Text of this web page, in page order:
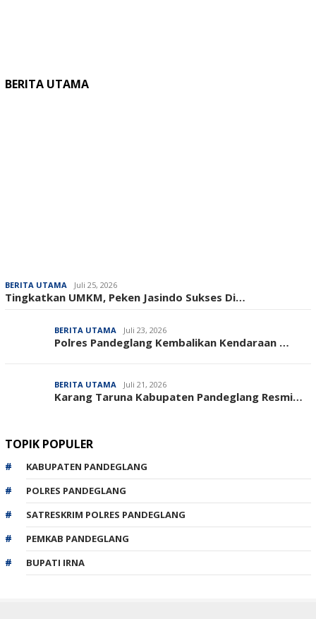
BERITA UTAMA
BERITA UTAMA Juli 25, 2026
Tingkatkan UMKM, Peken Jasindo Sukses Di…
BERITA UTAMA Juli 23, 2026
‎Polres Pandeglang Kembalikan Kendaraan …
BERITA UTAMA Juli 21, 2026
Karang Taruna Kabupaten Pandeglang Resmi…
TOPIK POPULER
KABUPATEN PANDEGLANG
POLRES PANDEGLANG
SATRESKRIM POLRES PANDEGLANG
PEMKAB PANDEGLANG
BUPATI IRNA